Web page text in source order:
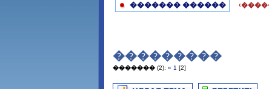
������� ������
���������
������� (2): « 1 [2]